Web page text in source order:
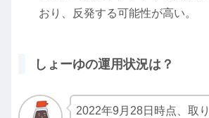
おり、反発する可能性が高い。
しょーゆの運用状況は？
2022年9月28日時点、取